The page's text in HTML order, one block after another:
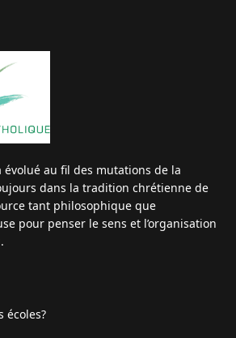
évolué au fil des mutations de la
dans la tradition chrétienne de
tant philosophique que
pour penser le sens et l’organisation
écoles?